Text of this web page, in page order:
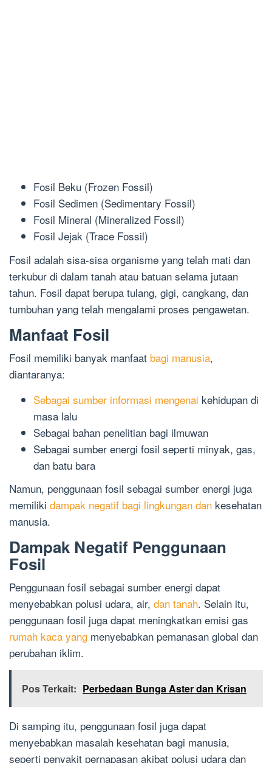
Fosil Beku (Frozen Fossil)
Fosil Sedimen (Sedimentary Fossil)
Fosil Mineral (Mineralized Fossil)
Fosil Jejak (Trace Fossil)
Fosil adalah sisa-sisa organisme yang telah mati dan
terkubur di dalam tanah atau batuan selama jutaan
tahun. Fosil dapat berupa tulang, gigi, cangkang, dan
tumbuhan yang telah mengalami proses pengawetan.
Manfaat Fosil
Fosil memiliki banyak manfaat bagi manusia,
diantaranya:
Sebagai sumber informasi mengenai kehidupan di
masa lalu
Sebagai bahan penelitian bagi ilmuwan
Sebagai sumber energi fosil seperti minyak, gas,
dan batu bara
Namun, penggunaan fosil sebagai sumber energi juga
memiliki dampak negatif bagi lingkungan dan kesehatan
manusia.
Dampak Negatif Penggunaan
Fosil
Penggunaan fosil sebagai sumber energi dapat
menyebabkan polusi udara, air, dan tanah. Selain itu,
penggunaan fosil juga dapat meningkatkan emisi gas
rumah kaca yang menyebabkan pemanasan global dan
perubahan iklim.
Pos Terkait: Perbedaan Bunga Aster dan Krisan
Di samping itu, penggunaan fosil juga dapat
menyebabkan masalah kesehatan bagi manusia,
seperti penyakit pernapasan akibat polusi udara dan